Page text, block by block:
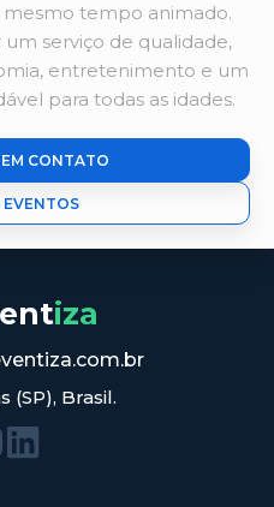
tempo animado.
serviço de qualidade,
entretenimento e um
para todas as idades.
CONTATO
EVENTOS
iza
(SP), Brasil.